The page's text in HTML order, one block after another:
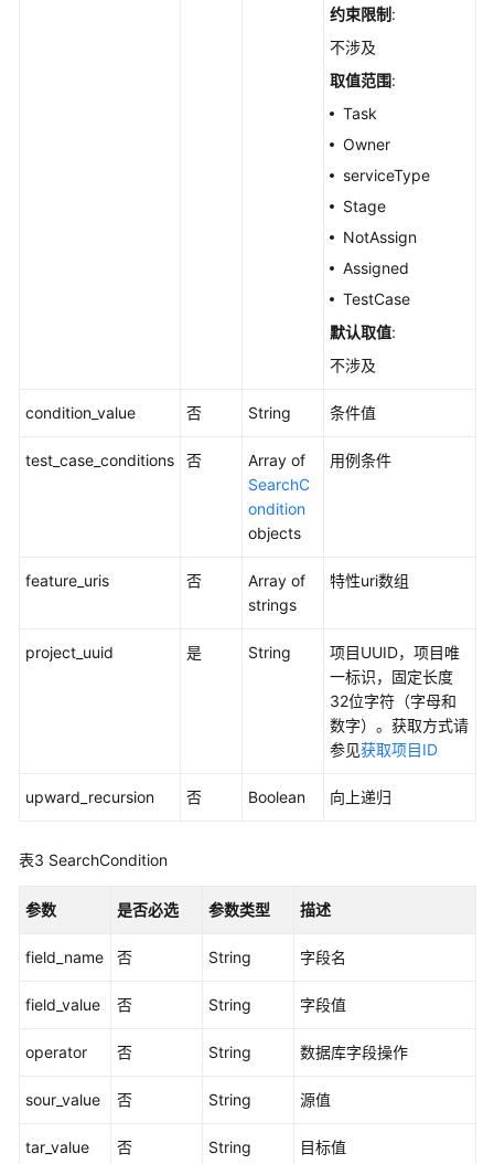
理
测
试
理
部
理
banner
息
理
约束限制 :
不涉及
取值范围:
Task
Owner
serviceType
Stage
NotAssign
Assigned
TestCase
默认取值:
不涉及
condition_value 否 String 条件值
test_case_conditions 否
Array of
SearchC
ondition
objects
用例条件
feature_uris 否
Array of
strings
特性uri数组
project_uuid 是 String
项目UUID，项目唯
一标识，固定长度
32位字符（字母和
数字）。获取方式请
参见获取项目ID
upward_recursion 否 Boolean 向上递归
表3 SearchCondition
参数 是否必选 参数类型 描述
field_name 否 String 字段名
field_value 否 String 字段值
operator 否 String 数据库字段操作
sour_value 否 String 源值
tar_value 否 String 目标值